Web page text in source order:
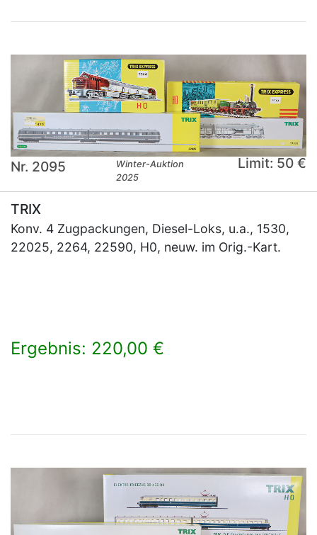
Nr. 2095
Winter-Auktion
2025
Limit: 50 €
TRIX
Konv. 4 Zugpackungen, Diesel-Loks, u.a., 1530,
22025, 2264, 22590, H0, neuw. im Orig.-Kart.
Ergebnis: 220,00 €